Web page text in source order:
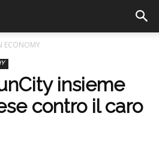
ECONOMY
insieme
contro il caro